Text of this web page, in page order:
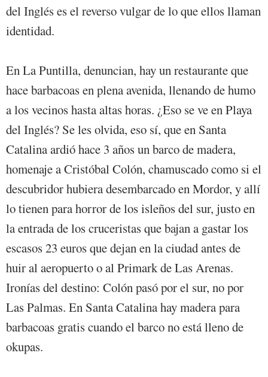
del Inglés es el reverso vulgar de lo que ellos llaman
identidad.
En La Puntilla, denuncian, hay un restaurante que
hace barbacoas en plena avenida, llenando de humo
a los vecinos hasta altas horas. ¿Eso se ve en Playa
del Inglés? Se les olvida, eso sí, que en Santa
Catalina ardió hace 3 años un barco de madera,
homenaje a Cristóbal Colón, chamuscado como si el
descubridor hubiera desembarcado en Mordor, y allí
lo tienen para horror de los isleños del sur, justo en
la entrada de los cruceristas que bajan a gastar los
escasos 23 euros que dejan en la ciudad antes de
huir al aeropuerto o al Primark de Las Arenas.
Ironías del destino: Colón pasó por el sur, no por
Las Palmas. En Santa Catalina hay madera para
barbacoas gratis cuando el barco no está lleno de
okupas.